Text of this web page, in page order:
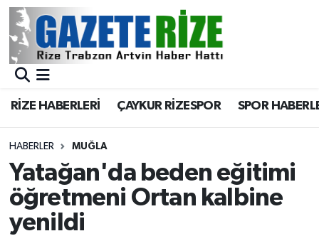
RİZE HABERLERİ ÇAYKUR RİZESPOR SPOR
HABERLER MUĞLA
Yatağan'da beden eğitimi
öğretmeni Ortan kalbine
yenildi
BÖLGEMİZ
Asayiş
Rize Jandarma Komutanlığı
Bilim Teknoloji
Merkez Nöbetçi Eczaneler
Merkez Trafik Yoğunluk Haritası
Süper Lig Puan Durumu ve Fikstür
Tüm Manşetler